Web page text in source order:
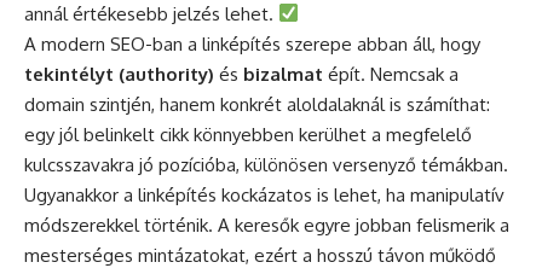
annál értékesebb jelzés lehet.
A modern SEO-ban a linképítés szerepe abban áll, hogy
tekintélyt (authority) és bizalmat épít. Nemcsak a
domain szintjén, hanem konkrét aloldalaknál is számíthat:
egy jól belinkelt cikk könnyebben kerülhet a megfelelő
kulcsszavakra jó pozícióba, különösen versenyző témákban.
Ugyanakkor a linképítés kockázatos is lehet, ha manipulatív
módszerekkel történik. A keresők egyre jobban felismerik a
mesterséges mintázatokat, ezért a hosszú távon működő